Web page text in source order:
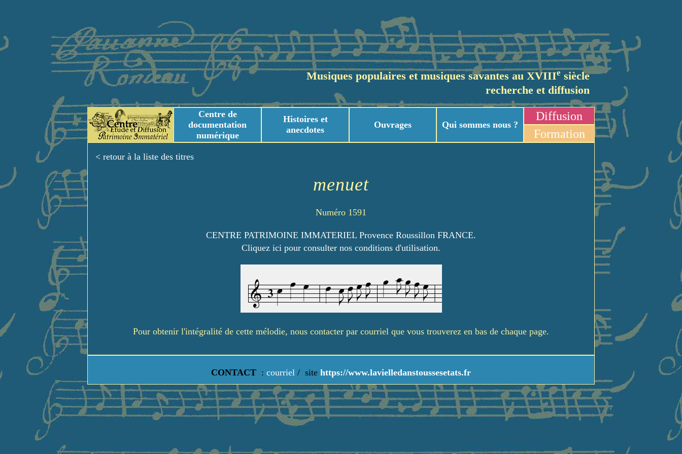
Musiques populaires et musiques savantes au XVIIIesiècle
recherche et diffusion
Centre de
documentation
numérique
Histoires et
anecdotes
Ouvrages Qui sommes nous ?
Diffusion
Formation
< retour à la liste des titres
menuet
Numéro 1591
CENTRE PATRIMOINE IMMATERIEL Provence Roussillon FRANCE.
Cliquez ici pour consulter nos conditions d'utilisation.
Pour obtenir l'intégralité de cette mélodie, nous contacter par courriel que vous trouverez en bas de chaque page.
CONTACT : courriel / site https://www.lavielledanstoussesetats.fr